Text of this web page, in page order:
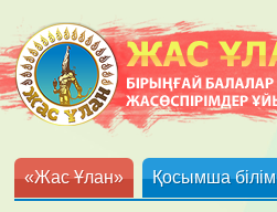
«Жас Ұлан» Қосымша білім